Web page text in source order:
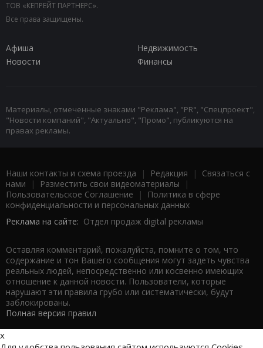
ТОВ «КЕПРЕЙТ ПАРТНЕРС».
Все права защищены.
Афиша
Недвижимость
Новости
Финансы
Материалы, отмеченные знаками "Реклама", "PR", "Спецпроект",
"Новости компаний", "Актуально", "Промо", публикуются на
правах рекламы.
Наши контакты и схема проезда | Редакция | Связаться с
нами | Разместить свои видеоматериалы |
Пользовательское Соглашение |
Политика в сфере
конфиденциальности и персональных данных
Реклама на сайте: Отдел продаж digital рекламы
Оставляя комментарий, пожалуйста, помните о том, что
содержание и тон Вашего сообщения могут задеть чувства
реальных людей, непосредственно или косвенно имеющих
отношение к данной новости. Пользователи, которые
нарушают эти правила грубо или систематически, будут
заблокированы.
Полная версия правил
x